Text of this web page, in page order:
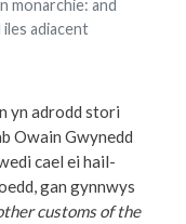
monarchie: and
adiacent
yn adrodd stori
Owain Gwynedd
cael ei hail-
gan gynnwys
customs of the